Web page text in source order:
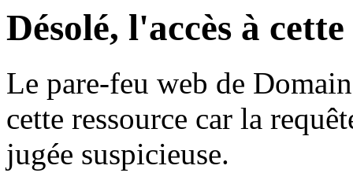
Désolé, l'accès à
Le pare-feu web de
cette ressource car la
jugée suspicieuse.